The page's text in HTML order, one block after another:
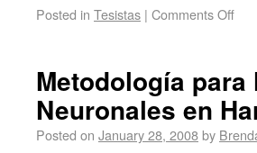
Posted in Tesistas | Comments Off
Metodología
Neuronales en
Posted on January 28, 2008by